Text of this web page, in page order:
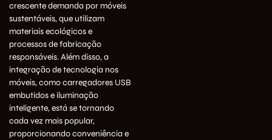
crescente demanda por móveis
sustentáveis, que utilizam
materiais ecológicos e
processos de fabricação
responsáveis. Além disso, a
integração de tecnologia nos
móveis, como carregadores USB
embutidos e iluminação
inteligente, está se tornando
cada vez mais popular,
proporcionando conveniência e